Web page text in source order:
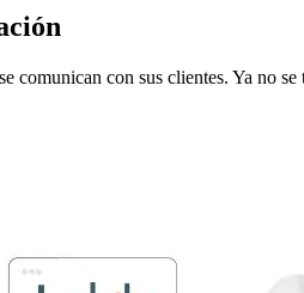
comunican con sus clientes. Ya no